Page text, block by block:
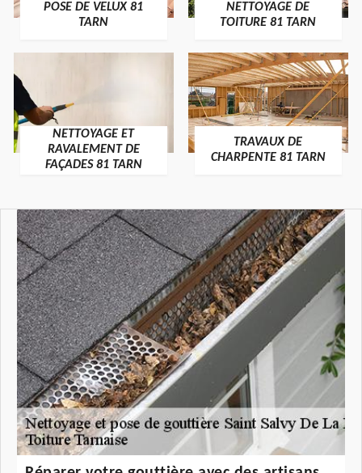
POSE DE VELUX 81
TARN
NETTOYAGE DE
TOITURE 81 TARN
NETTOYAGE ET
RAVALEMENT DE
FAÇADES 81 TARN
TRAVAUX DE
CHARPENTE 81 TARN